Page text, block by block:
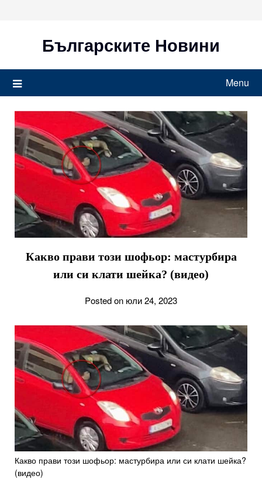
Българските Новини
Menu
Какво прави този шофьор: мастурбира
или си клати шейка? (видео)
Posted on юли 24, 2023
Какво прави този шофьор: мастурбира или си клати шейка?
(видео)